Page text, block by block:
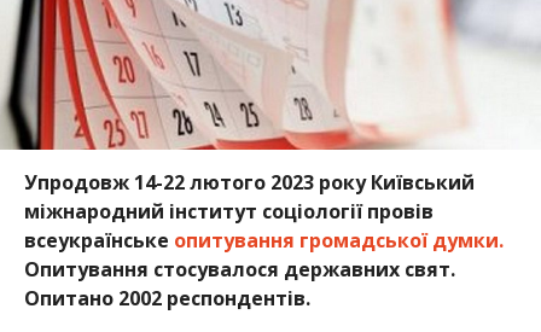
Упродовж 14-22 лютого 2023 року Київський
міжнародний інститут соціології провів
всеукраїнське опитування громадської думки.
Опитування стосувалося державних свят.
Опитано 2002 респондентів.